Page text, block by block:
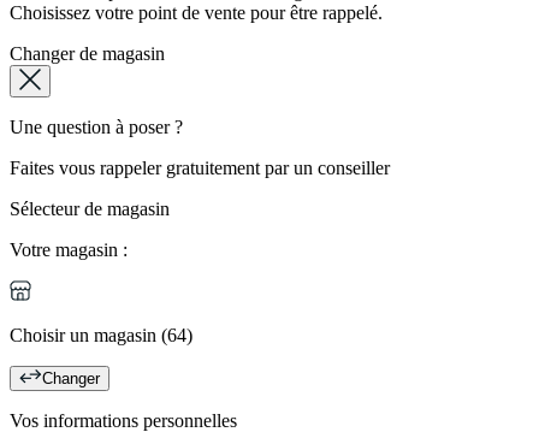
Choisissez votre point de vente pour être rappelé.
Changer de magasin
Une question à poser ?
Faites vous rappeler gratuitement par un conseiller
Sélecteur de magasin
Votre magasin :
Choisir un magasin (64)
Changer
Vos informations personnelles